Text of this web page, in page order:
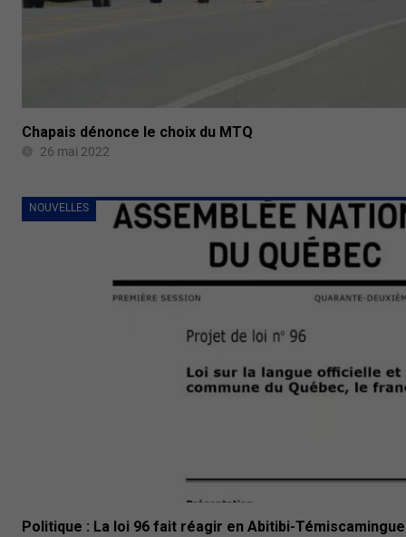
Chapais dénonce le choix du MTQ
26 mai 2022
NOUVELLES
Politique : La loi 96 fait réagir en Abitibi-Témiscamingue